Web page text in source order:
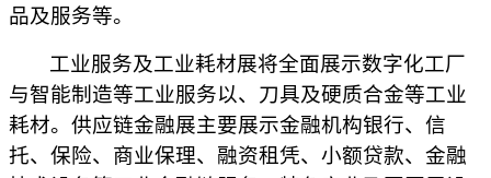
品及服务等。
工业服务及工业耗材展将全面展示数字化工厂
与智能制造等工业服务以、刀具及硬质合金等工业
耗材。供应链金融展主要展示金融机构银行、信
托、保险、商业保理、融资租凭、小额贷款、金融